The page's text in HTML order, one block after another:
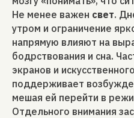
Не менее важен свет.
утром и ограничение
напрямую влияют на
бодрствования и сна.
экранов и
поддерживает
мешая ей перейти в
Отдельного внимания